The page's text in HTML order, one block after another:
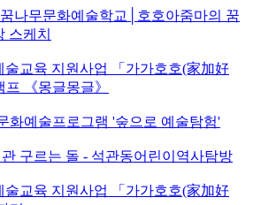
나무문화예술학교│호호아줌마의 꿈
스케치
술교육 지원사업 「가가호호(家加好
《몽글몽글》
화예술프로그램 '숲으로 예술탐험'
구르는 돌 - 석관동어린이역사탐방
술교육 지원사업 「가가호호(家加好